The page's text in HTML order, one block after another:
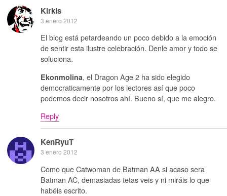
Kirkis
3 enero 2012
El blog está petardeando un poco debido a la emoción
de sentir esta ilustre celebración. Denle amor y todo se
soluciona.
Ekonmolina, el Dragon Age 2 ha sido elegido
democraticamente por los lectores así que poco
podemos decir nosotros ahí. Bueno sí, que me alegro.
Reply
KenRyuT
3 enero 2012
Como que Catwoman de Batman AA si acaso sera
Batman AC, demasiadas tetas veis y ni miráis lo que
habéis escrito.